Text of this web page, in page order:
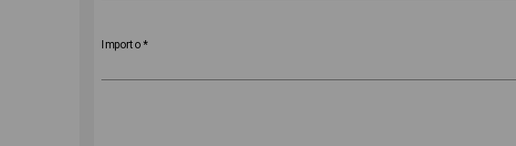
Importo*